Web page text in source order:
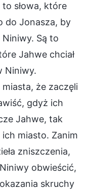
słowa, które
do Jonasza, by
Są to
Jahwe chciał
Niniwy.
że zaczęli
gdyż ich
Jahwe, tak
miasto. Zanim
zniszczenia,
obwieścić,
skruchy